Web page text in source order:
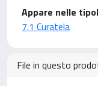
Appare nelle
7.1 Curatela
File in questo